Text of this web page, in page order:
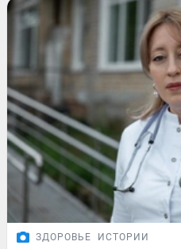
ЗДОРОВЬЕ ИСТОРИИ